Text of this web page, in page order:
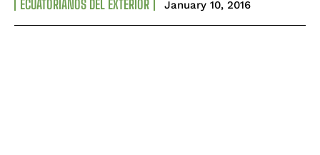
ECUATORIANOS DEL EXTERIOR January 10, 2016